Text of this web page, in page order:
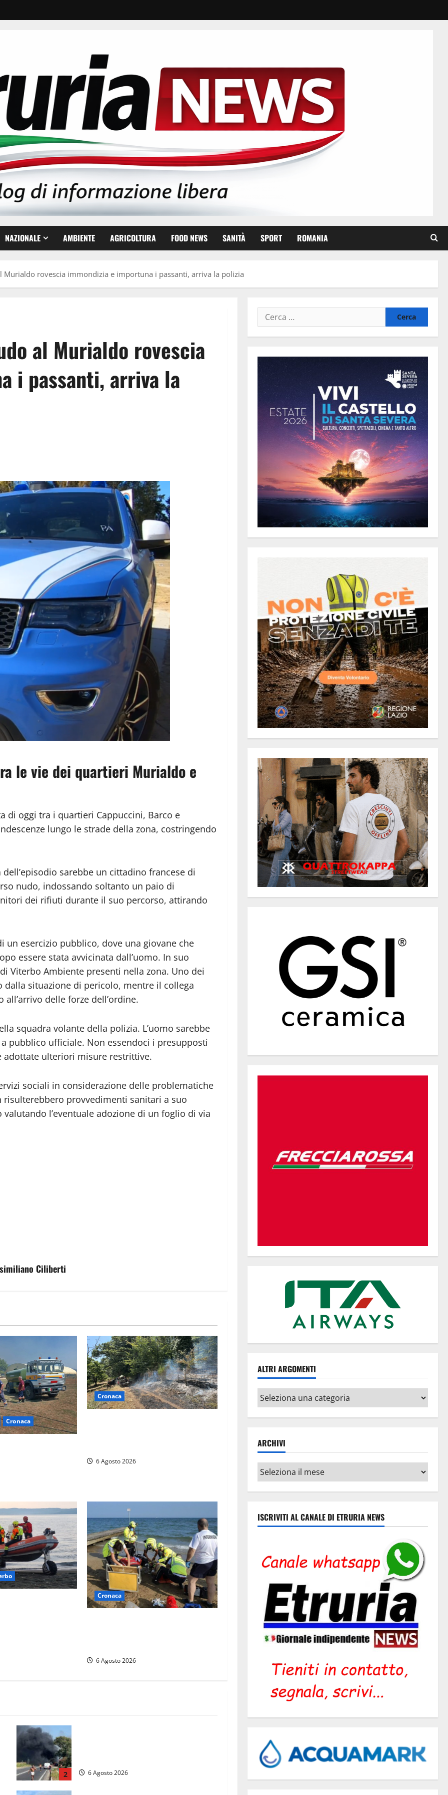
NAZIONALE AMBIENTE AGRICOLTURA FOOD NEWS SANITÀ SPORT ROMANIA
Murialdo rovescia immondizia e importuna i passanti, arriva la polizia
al Murialdo rovescia
i passanti, arriva la
le vie dei quartieri Murialdo e
di oggi tra i quartieri Cappuccini, Barco e
lungo le strade della zona, costringendo
sarebbe un cittadino francese di
nudo, indossando soltanto un paio di
dei rifiuti durante il suo percorso, attirando
un esercizio pubblico, dove una giovane che
essere stata avvicinata dall’uomo. In suo
Viterbo Ambiente presenti nella zona. Uno dei
dalla situazione di pericolo, mentre il collega
delle forze dell’ordine.
squadra volante della polizia. L’uomo sarebbe
pubblico ufficiale. Non essendoci i presupposti
adottate ulteriori misure restrittive.
sociali in considerazione delle problematiche
provvedimenti sanitari a suo
l’eventuale adozione di un foglio di via
Ciliberti
Cronaca
Cronaca
6 Agosto 2026
Cronaca
6 Agosto 2026
2 6 Agosto 2026
Ricerca
per:
ALTRI ARGOMENTI
Altri
argomenti
ARCHIVI
Archivi
ISCRIVITI AL CANALE DI ETRURIA NEWS